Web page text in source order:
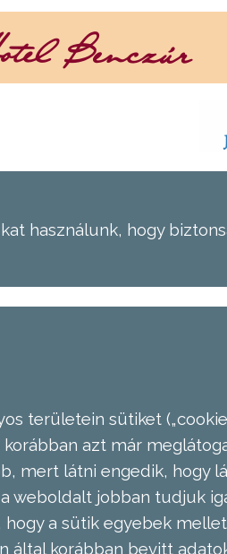
használunk, hogy
területein sütiket
azt már
mert látni engedik, hogy
weboldalt jobban tudjuk
hogy a sütik egyebek
által korábban bevitt